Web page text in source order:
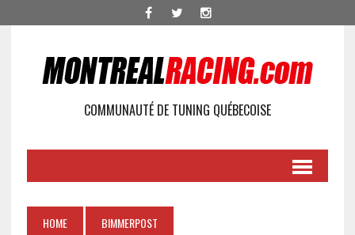
COMMUNAUTÉ DE TUNING QUÉBECOISE
HOME BIMMERPOST